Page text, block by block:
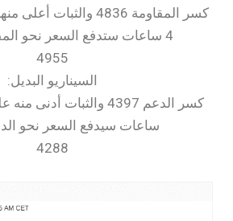
كسر المقاومة 4836
4 ساعات ستدفع السعر نحو المقاومة التالية
4955
السيناريو البديل:
ساعات سيدفع السعر نحو
4288